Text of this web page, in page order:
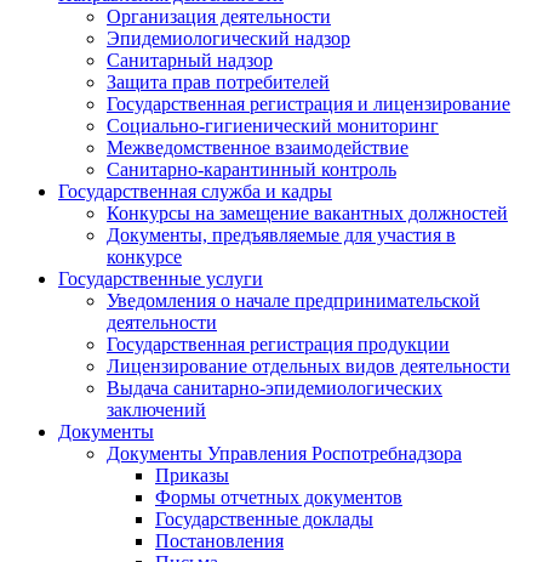
Организация деятельности
Эпидемиологический надзор
Санитарный надзор
Защита прав потребителей
Государственная регистрация и лицензирование
Социально-гигиенический мониторинг
Межведомственное взаимодействие
Санитарно-карантинный контроль
Государственная служба и кадры
Конкурсы на замещение вакантных должностей
Документы, предъявляемые для участия в
конкурсе
Государственные услуги
Уведомления о начале предпринимательской
деятельности
Государственная регистрация продукции
Лицензирование отдельных видов деятельности
Выдача санитарно-эпидемиологических
заключений
Документы
Документы Управления Роспотребнадзора
Приказы
Формы отчетных документов
Государственные доклады
Постановления